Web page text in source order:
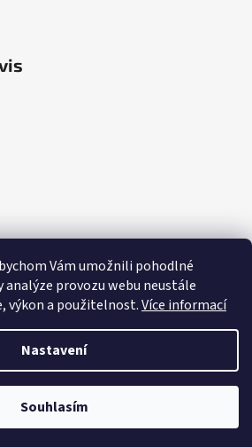
Vám umožnili pohodlné
analýze provozu webu neustále
výkon a použitelnost.Více informací
Nastavení
Souhlasím
alolaCZ
Alola.cz. Všechna práva vyhrazena.